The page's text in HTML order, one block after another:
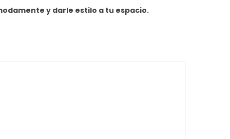
y darle estilo a tu espacio.